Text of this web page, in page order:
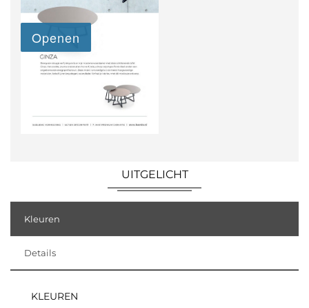
UITGELICHT
Kleuren
Details
KLEUREN